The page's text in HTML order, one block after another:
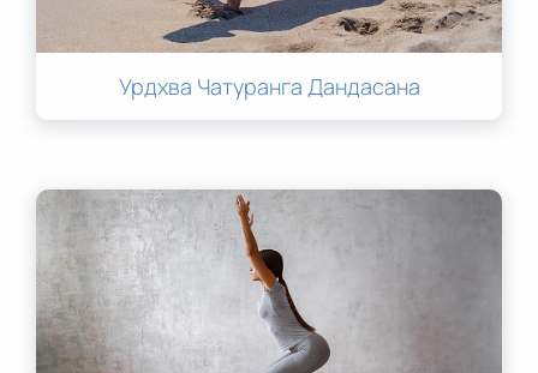
Урдхва Чатуранга Дандасана